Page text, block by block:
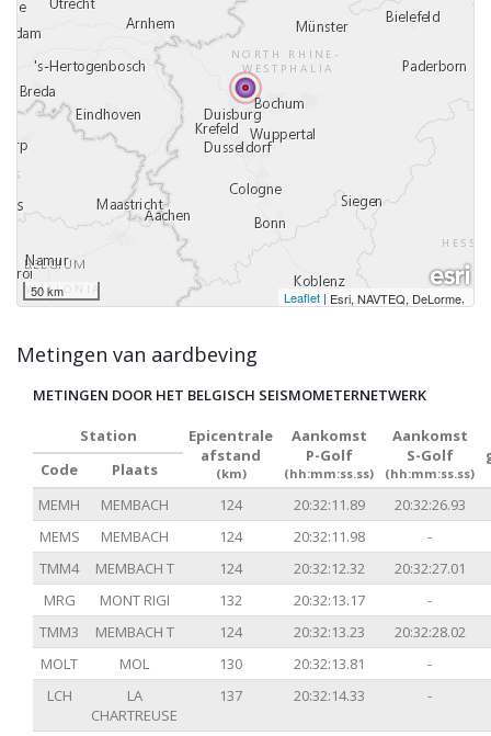
50 km Leaflet | Esri, NAVTEQ, DeLorme,
Metingen van aardbeving
METINGEN DOOR HET BELGISCH SEISMOMETERNETWERK
Station
Epicentrale
afstand
(km)
Aankomst
P-Golf
(hh:mm:ss.ss)
Aankomst
S-Golf
(hh:mm:ss.ss)
Code
Plaats
MEMH
MEMBACH 124 20:32:11.89
20:32:26.93
MEMS
MEMBACH 124 20:32:11.98
-
TMM4
MEMBACH T 124 20:32:12.32
20:32:27.01
MRG
MONT RIGI 132 20:32:13.17
-
TMM3
MEMBACH T 124 20:32:13.23
20:32:28.02
MOLT
MOL 130 20:32:13.81
-
LCH
LA
CHARTREUSE
137 20:32:14.33 -